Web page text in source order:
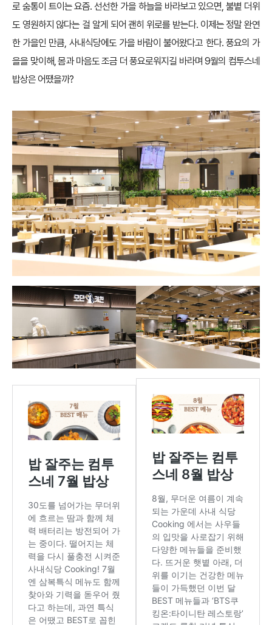
로 숨통이 트이는 요즘. 선선한 가을 하늘을 바라보고 있으면, 불볕 더위
도 영원하지 않다는 걸 알게 되어 괜히 위로를 받는다. 이제는 정말 완연
한 가을인 만큼, 사내식당에도 가을 바람이 불어왔다고 한다. 풍요의 가
을을 맞이해, 몸과 마음도 조금 더 풍요로워지길 바라며 9월의 컴투스네
밥상은 어땠을까?